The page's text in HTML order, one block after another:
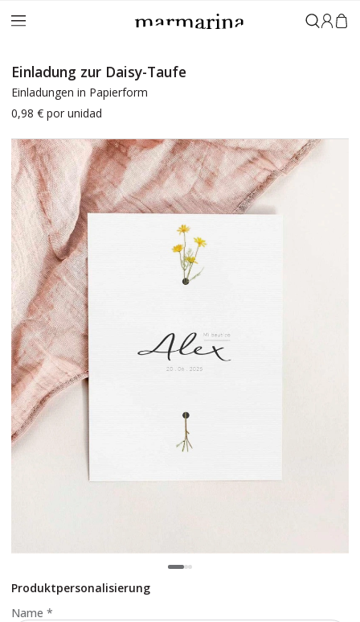
Einladung zur Daisy-Taufe
Einladungen in Papierform
0,98 € por unidad
Produktpersonalisierung
Name *